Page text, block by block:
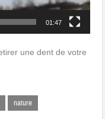
01:47
une dent de votre
nature